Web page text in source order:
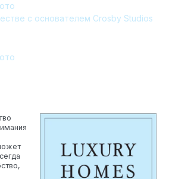
российским нормативам
дом
с основателем Crosby Studios